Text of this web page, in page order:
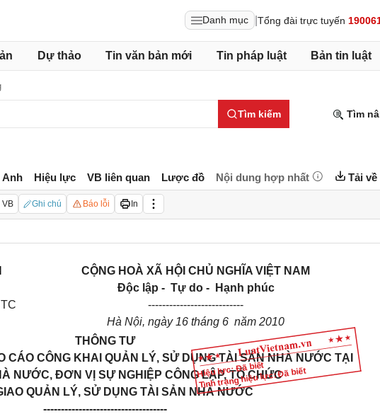
Danh mục Tổng đài trực tuyến
Dự thảo Tin văn bản mới Tin pháp luật Bản tin luật
Tìm kiếm Tìm
Anh Hiệu lực VB liên quan Lược đồ Nội dung hợp nhất Tải về
VB Ghi chú Báo lỗi In
Hiệu lực: Đã biết
Tình trạng hiệu lực: Đã biết
CỘNG HOÀ XÃ HỘI CHỦ NGHĨA VIỆT NAM
Độc lập - Tự do - Hạnh phúc
---------------------------
Hà Nội, ngày 16 tháng 6 năm 2010
THÔNG TƯ
CÁO CÔNG KHAI QUẢN LÝ, SỬ DỤNG TÀI SẢN NHÀ NƯỚC TẠI
NƯỚC, ĐƠN VỊ SỰ NGHIỆP CÔNG LẬP, TỔ CHỨC
QUẢN LÝ, SỬ DỤNG TÀI SẢN NHÀ NƯỚC
-----------------------------------